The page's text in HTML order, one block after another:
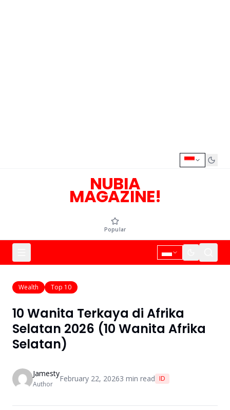
NUBIA
MAGAZINE!
Popular
Wealth Top 10
10 Wanita Terkaya di Afrika
Selatan 2026 (10 Wanita Afrika
Selatan)
Jamesty
Author
February 22, 20263 min read ID